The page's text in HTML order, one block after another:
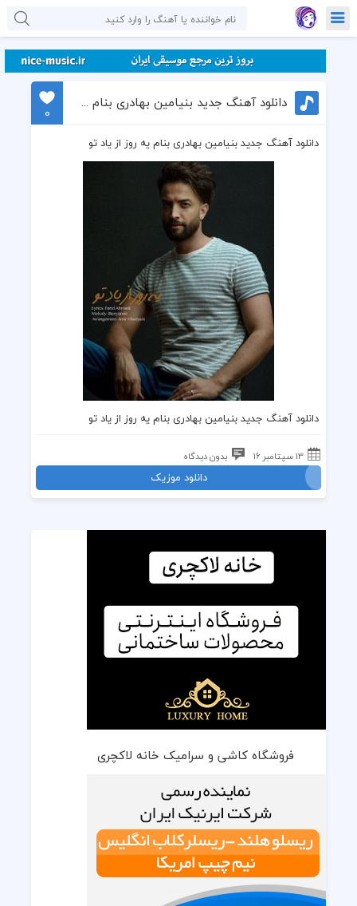
دانلود آهنگ جدید بنیامین بهادری بنام یه روز از یاد تو
0
دانلود آهنگ جدید بنیامین بهادری بنام یه روز از یاد تو
دانلود آهنگ جدیدبنیامین بهادری بنامیه روز از یاد تو
13 سپتامبر 16 بدون دیدگاه
دانلود موزیک
فروشگاه کاشی و سرامیک خانه لاکچری